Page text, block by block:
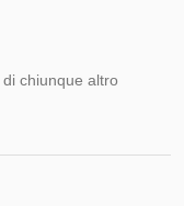
chiunque altro